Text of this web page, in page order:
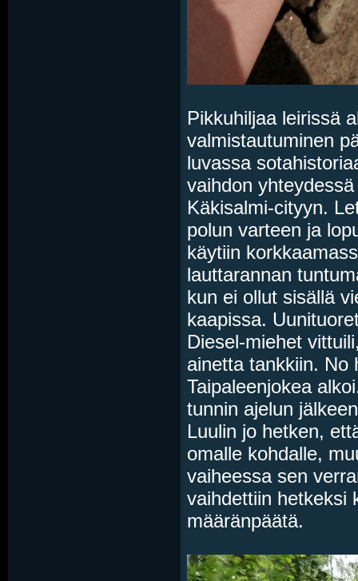
Pikkuhiljaa leirissä
valmistautuminen
luvassa
vaihdon
Käkisalmi-cityyn.
polun varteen ja
käytiin
lauttarannan
kun ei ollut sisällä
kaapissa.
Diesel-miehet
ainetta tankkiin. No
Taipaleenjokea
tunnin ajelun
Luulin jo hetken,
omalle kohdalle,
vaiheessa sen
vaihdettiin hetkeksi
määränpäätä.